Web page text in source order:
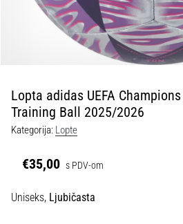
1. 7. 2025
•
1 min. čitanja
Play
for
More
Victories
Lopta adidas UEFA
Training Ball 2025/2026
Kategorija: Lopte
€35,00 s PDV-om
Uniseks, Ljubičasta